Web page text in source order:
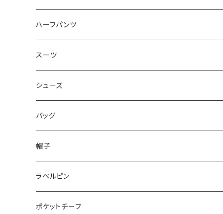
50/XL～
48/L
50/XL～
46/M
48/L
50/XL～
～44/S
46/M
48/L
50/XL～
ハーフパンツ
～44/S
46/M
48/L
50/XL～
スーツ
～44/S
46/M
48/L
50/XL～
シューズ
～25.5cm
26cm～
27cm～
28cm～
バッグ
帽子
ラペルピン
ポケットチーフ